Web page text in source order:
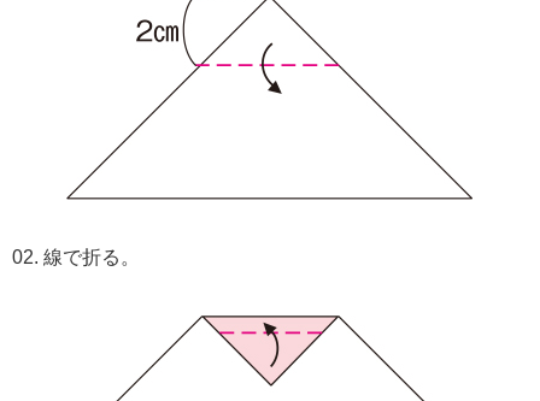
02. 線で折る。